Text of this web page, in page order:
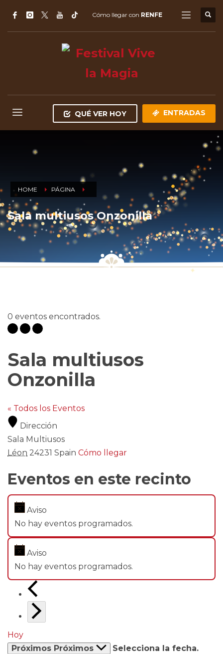
Cómo llegar con RENFE
QUÉ VER HOY ENTRADAS
HOME PÁGINA
Sala multiusos Onzonilla
0 eventos encontrados.
Sala multiusos
Onzonilla
« Todos los Eventos
Dirección
Sala Multiusos
Léon 24231 Spain Cómo llegar
Eventos en este recinto
Aviso
No hay eventos programados.
Aviso
No hay eventos programados.
Hoy
Próximos Próximos Selecciona la fecha.